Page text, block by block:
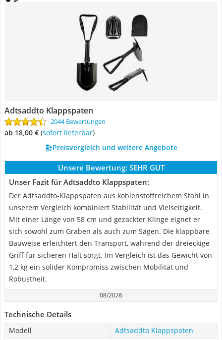
Adtsaddto Klappspaten
2044 Bewertungen
ab 18,00 € ( Sofort lieferbar)
Preisvergleich und weitere Angebote
Unsere Bewertung: SEHR GUT
Unser Fazit für Adtsaddto Klappspaten:
Der Adtsaddto-Klappspaten aus kohlenstoffreichem Stahl in
unserem Vergleich kombiniert Stabilität und Vielseitigkeit.
Mit einer Länge von 58 cm und gezackter Klinge eignet er
sich sowohl zum Graben als auch zum Sägen. Die klappbare
Bauweise erleichtert den Transport, während der dreieckige
Griff für sicheren Halt sorgt. Im Vergleich ist das Gewicht von
1,2 kg ein solider Kompromiss zwischen Mobilität und
Robustheit.
08/2026
Technische Details
Modell Adtsaddto Klappspaten